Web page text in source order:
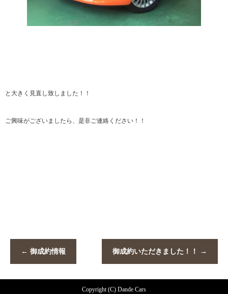
と大きく見直し致しました！！
ご興味がございましたら、是非ご連絡ください！！
← 御成約情報 御成約いただきました！！ →
Copyright (C) Dande Cars